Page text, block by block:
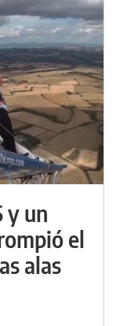
y un
el
alas